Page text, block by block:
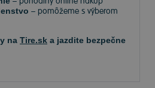
– pomôžeme s výberom
na Tire.sk a jazdite bezpečne